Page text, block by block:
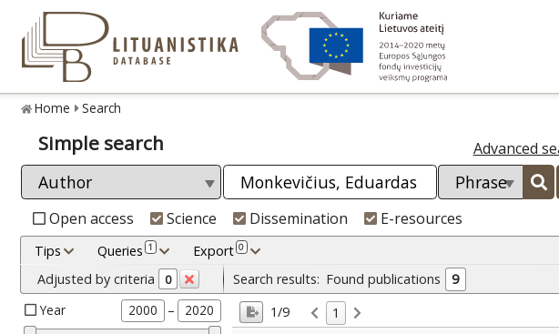
Home Search
Simple search Advanced
Open access Science Dissemination E-resources
Tips Queries 1 Export 0
Adjusted by criteria 0
Year 2000 – 2020
Search results: Found publications
9
1/9
1